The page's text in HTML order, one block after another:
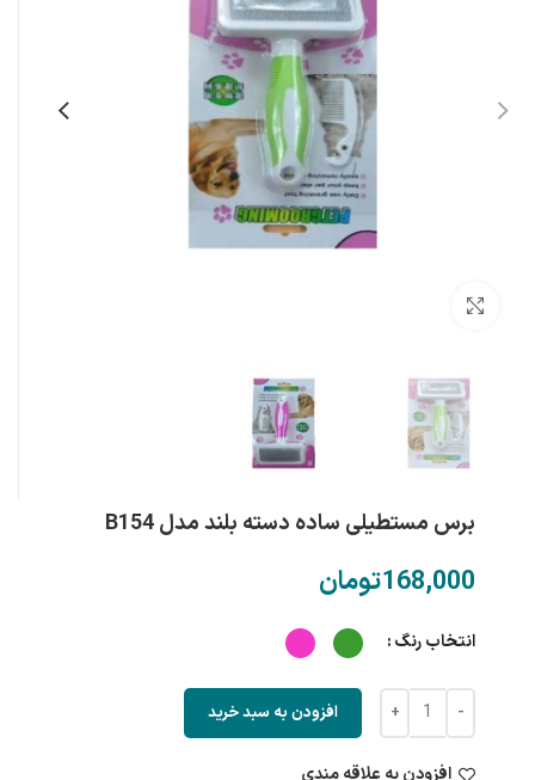
برس مستطیلی ساده دسته بلند مدل B154
تومان
انتخاب رنگ
افزودن به سبد خرید
افزودن به علاقه مندی